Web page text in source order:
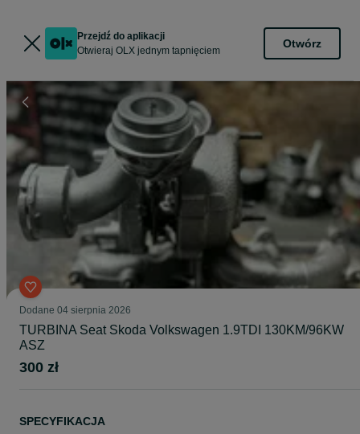
Przejdź do aplikacji
Otwieraj OLX jednym tapnięciem
Otwórz
Dodane 04 sierpnia 2026
TURBINA Seat Skoda Volkswagen 1.9TDI 130KM/96KW
ASZ
300 zł
SPECYFIKACJA